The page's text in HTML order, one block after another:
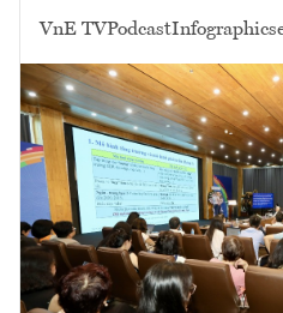
VnE TVPodcastInfographics